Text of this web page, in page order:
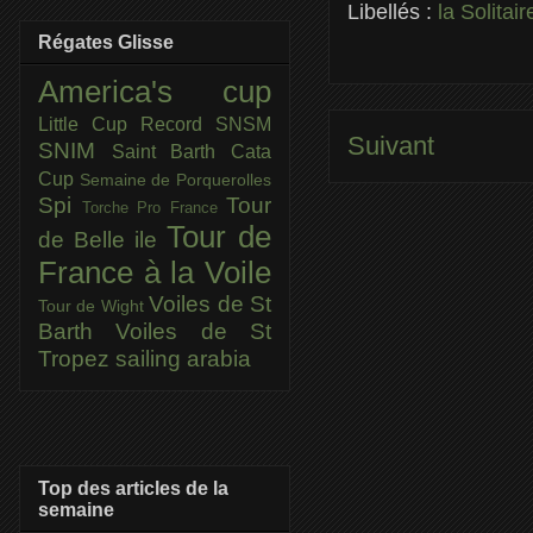
Libellés : la
Suivant
Régates Glisse
America's cup
Little Cup Record SNSM
SNIM
Saint Barth Cata
Cup Semaine de Porquerolles
Spi Torche Pro France Tour
de Belle ile Tour de
France à la Voile
Tour de Wight Voiles de St
BarthVoiles de St
Tropez sailing arabia
Top des articles de la
semaine